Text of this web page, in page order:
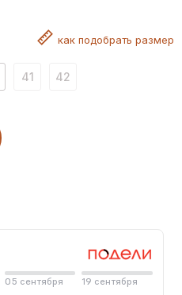
как подобрать размер
41 42
05 сентября 19 сентября